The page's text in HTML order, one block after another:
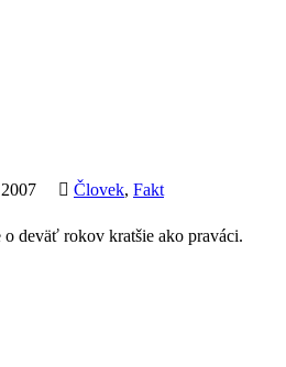
Človek, Fakt
deväť rokov kratšie ako praváci.